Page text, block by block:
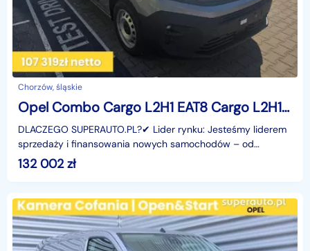
Chorzów, śląskie
Opel Combo Cargo L2H1 EAT8 Cargo L2H1 EAT8 1.5 130KM
DLACZEGO SUPERAUTO.PL?✔ Lider rynku: Jesteśmy liderem
sprzedaży i finansowania nowych samochodów – od
osobowych, przez dostawcze, po segment premium.✔
Zaufanie
132 002zł